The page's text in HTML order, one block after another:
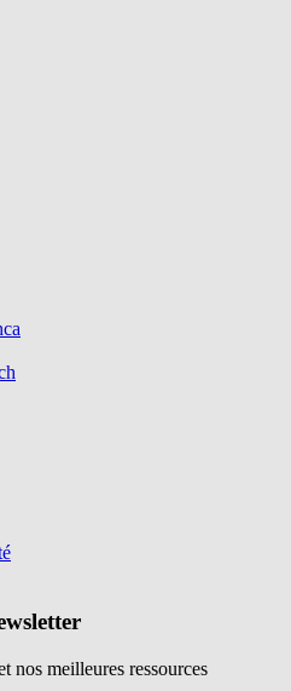
nos meilleures ressources